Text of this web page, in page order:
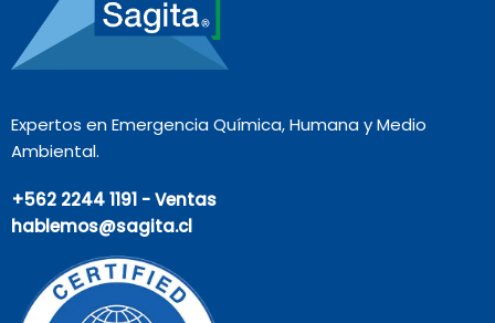
Expertos en Emergencia Química, Humana y Medio
Ambiental.
+562 2244 1191 - Ventas
hablemos@sagita.cl